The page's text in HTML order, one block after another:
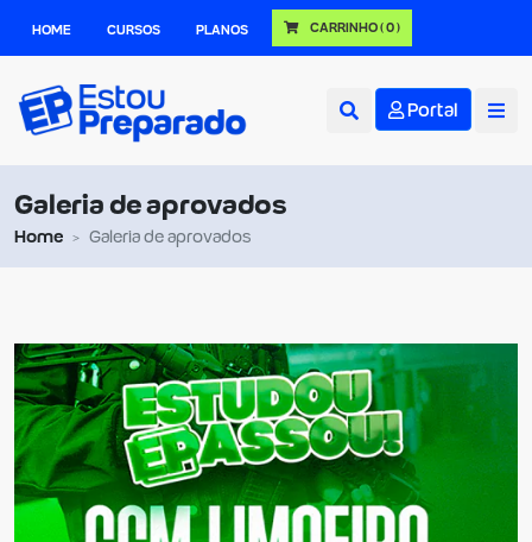
HOME CURSOS PLANOS CARRINHO( 0 )
Portal
Galeria de aprovados
Home Galeria de aprovados